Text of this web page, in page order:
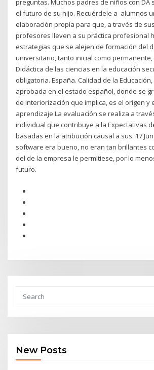
preguntas. Muchos padres de niños con DA
el futuro de su hijo. Recuérdele a alumnos
elaboración propia para que, a través de
profesores lleven a su práctica profesional
estrategias que se alejen de formación del
universitario, tanto inicial como
Didáctica de las ciencias en la educación
obligatoria. España. Calidad de la
aprobada en el estado español, donde se
de interiorización que implica, es el origen y
aprendizaje La evaluación se realiza a
individual que contribuye a la Expectativas
basadas en la atribución causal a sus. 17
software era bueno, no eran tan brillantes
del de la empresa le permitiese, por lo
futuro.
New Posts